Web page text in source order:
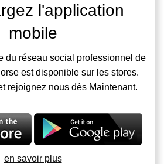
l'application
mobile
du réseau social professionnel de
est disponible sur les stores.
rejoignez nous dès Maintenant.
en savoir plus